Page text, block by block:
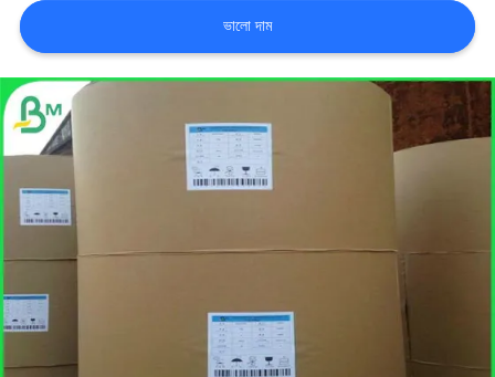
মামলা
সাইট
ম্যাপ
গোপনীয়তা
নীতি
ভালো দাম